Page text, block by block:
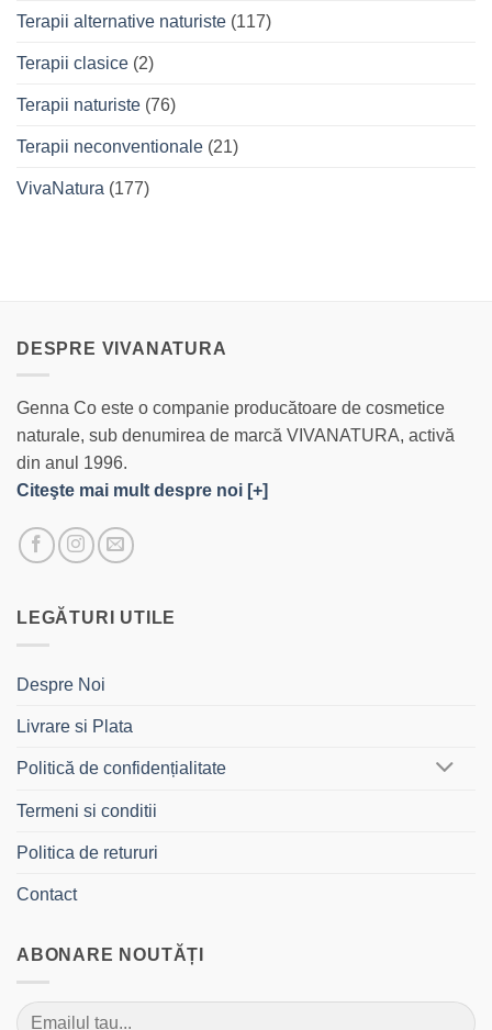
Terapii alternative naturiste (117)
Terapii clasice (2)
Terapii naturiste (76)
Terapii neconventionale (21)
VivaNatura (177)
DESPRE VIVANATURA
Genna Co este o companie producătoare de cosmetice
naturale, sub denumirea de marcă VIVANATURA, activă
din anul 1996.
Citeşte mai mult despre noi [+]
LEGĂTURI UTILE
Despre Noi
Livrare si Plata
Politică de confidențialitate
Termeni si conditii
Politica de retururi
Contact
ABONARE NOUTĂȚI